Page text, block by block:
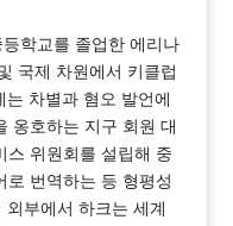
학교를 졸업한 에리나
국제 차원에서 키클럽
차별과 혐오 발언에
옹호하는 지구 회원 대
스 위원회를 설립해 중
로 번역하는 등 형평성
부에서 하크는 세계